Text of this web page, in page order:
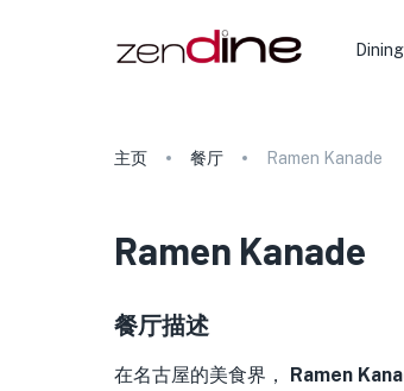
Dining
主页 餐厅 Ramen Kanade
Ramen Kanade
餐厅描述
在名古屋的美食界， Ramen